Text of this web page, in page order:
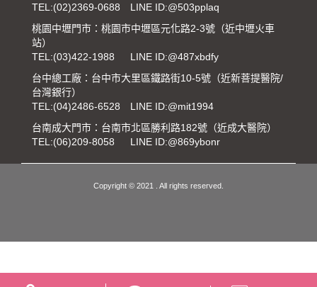
TEL:(02)2369-0688
LINE ID:@503pplaq
桃園中壢門市：桃園市中壢區元化路2-3號（近中壢火車
站）
TEL:(03)422-1988
LINE ID:@487xbdfy
台中總工廠：台中市大里區鐵路街10-5號（近新菩提醫院/
台灣銀行）
TEL:(04)2486-6528
LINE ID:@mit1994
台南成大門市：台南市北區勝利路182號（近成大醫院）
TEL:(06)209-8058 LINE ID:@869ybonr
Copyright © 2021 . All rights reserved.